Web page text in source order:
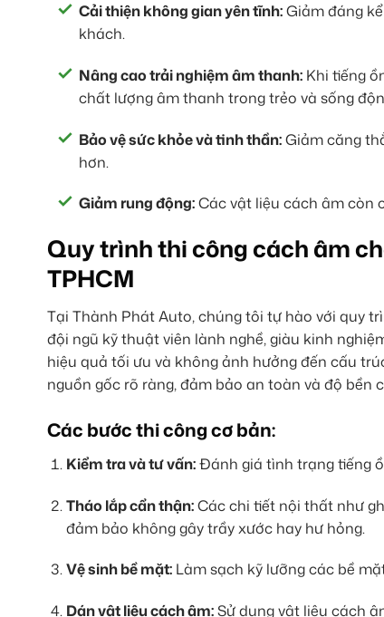
Cải thiện không gian yên tĩnh:Giảm đáng
khách.
Nâng cao trải nghiệm âm thanh: Khi tiếng
chất lượng âm thanh trong trẻo và sống
Bảo vệ sức khỏe và tinh thần:Giảm căng
hơn.
Giảm rung động:Các vật liệu cách âm còn
Quy trình thi công cách âm
TPHCM
Tại Thành Phát Auto, chúng tôi tự hào với quy
đội ngũ kỹ thuật viên lành nghề, giàu kinh
hiệu quả tối ưu và không ảnh hưởng đến cấu
nguồn gốc rõ ràng, đảm bảo an toàn và độ bền
Các bước thi công cơ bản:
Kiểm tra và tư vấn:Đánh giá tình trạng tiếng
Tháo lắp cẩn thận:Các chi tiết nội thất như
đảm bảo không gây trầy xước hay hư hỏng.
Vệ sinh bề mặt:Làm sạch kỹ lưỡng các bề
Dán vật liệu cách âm:Sử dụng vật liệu cách